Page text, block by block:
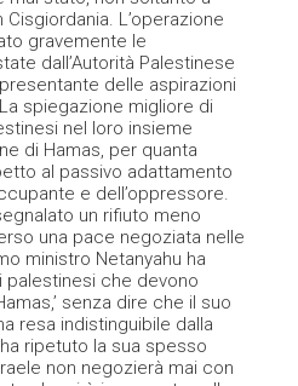
L’operazione
gravemente le
dall’Autorità Palestinese
delle aspirazioni
spiegazione migliore di
nel loro insieme
di Hamas, per quanta
al passivo adattamento
e dell’oppressore.
un rifiuto meno
una pace negoziata nelle
ministro Netanyahu ha
palestinesi che devono
senza dire che il suo
resa indistinguibile dalla
ha ripetuto la sua spesso
non negozierà mai con